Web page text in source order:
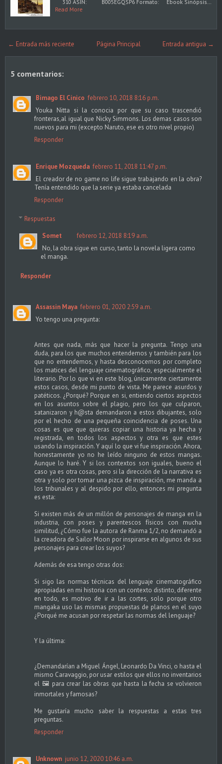
310 ASIN: B005EGQSP6 Formato: Ebook Sinópsis…
Read More
← Entrada más reciente Entrada antigua →
Página Principal
5 comentarios:
Bimago El Cínico febrero 10, 2018 8:16 p.m.
Youka Nitta si la conocia por que su caso trascendió
fronteras,al igual que Nicky Simmons. Los demas casos son
nuevos para mi (excepto Naruto, ese es otro nivel propio)
Responder
Enrique Mozqueda febrero 11, 2018 11:47 p.m.
El creador de no game no life sigue trabajando en la obra?
Tenía entendido que la serie ya estaba cancelada
Responder
Respuestas
Somet
febrero 12, 2018 8:19 a.m.
No, la obra sigue en curso, tanto la novela ligera como
el manga.
Responder
Assassin Maya febrero 01, 2020 2:59 a.m.
Yo tengo una pregunta:
Antes que nada, más que hacer la pregunta. Tengo una
duda, para los que muchos entendemos y también para los
que no entendemos, y hasta desconocemos por completo
los matices del lenguaje cinematográfico, especialmente el
literario. Por lo que vi en este blog, únicamente ciertamente
estos casos, desde mi punto de vista. Me parece asurdos y
patéticos. ¿Porqué? Porque en si, entiendo ciertos aspectos
en los asuntos sobre el plagio, pero los que culparon,
satanizaron y h@sta demandaron a estos dibujantes, solo
por el hecho de una pequeña coincidencia de poses. Una
cosas es que que quieras copiar una historia ya hecha y
registrada, en todos los aspectos y otra es que estes
usando la inspiración. Y aquí lo que vi fue inspiración. Ahora,
honestamente yo no he leído ninguno de estos mangas.
Aunque lo haré. Y si los contextos son iguales, bueno el
caso ya es otra cosas, pero si la dirección de la narrativa es
otra y solo por tomar una pizca de inspiración, me manda a
los tribunales y al despido por ello, entonces mi pregunta
es esta:
Si existen más de un millón de personajes de manga en la
industria, con poses y parentescos físicos con mucha
similitud, ¿Cómo fue la autora de Ranma 1/2, no demandó a
la creadora de Sailor Moon por inspirarse en algunos de sus
personajes para crear los suyos?
Además de esa tengo otras dos:
Si sigo las normas técnicas del lenguaje cinematográfico
apropiadas en mi historia con un contexto distinto, diferente
en todo, es motivo de ir a las cortes, solo porque otro
mangaka uso las mismas propuestas de planos en el suyo
¿Porqué me acusan por respetar las normas del lenguaje?
Y la última:
¿Demandarían a Miguel Ángel, Leonardo Da Vinci, o hasta el
mismo Caravaggio, por usar estilos que ellos no inventarios
el 🖼 para crear las obras que hasta la fecha se volvieron
inmortales y famosas?
Me gustaría mucho saber la respuestas a estas tres
preguntas.
Responder
Unknown junio 12, 2020 10:46 a.m.